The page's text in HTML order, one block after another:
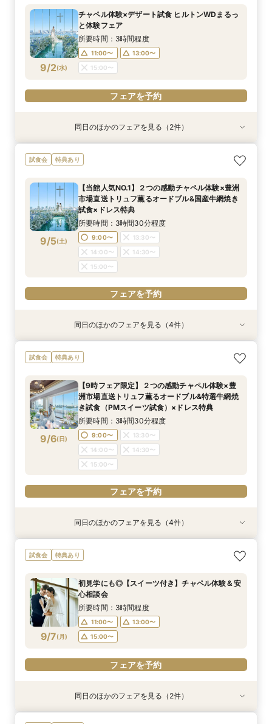
8/30(日)
9:00〜
14:00〜
14:30〜
15:00〜
8/30(日)
9:00〜
フェアを予約
8/30(日)
9:00〜
フェアを予約
8/30(日)
9:00〜
フェアを予約
9/2(水)
チャペル体験×デザート試食 ヒルトンWDまるっ
と体験フェア
所要時間：3時間程度
11:00〜
13:00〜
15:00〜
フェアを予約
9/2(水)
【見積り比較】 選べる2つのチャペル体験×安心
◎ご予算相談会
11:00〜 13:00〜
フェアを予約
9/2(水)
【少人数限定】 挙式＆会食プライベートウエ
ディングフェア
11:00〜 13:00〜
フェアを予約
同日のほかのフェアを見る（2件）
試食会 特典あり
9/5(土)
【当館人気NO.1】２つの感動チャペル体験×豊洲
市場直送トリュフ薫るオードブル&国産牛網焼き
試食×ドレス特典
所要時間：3時間30分程度
9:00〜
13:30〜
14:00〜
14:30〜
15:00〜
フェアを予約
9/5(土)
【見積り徹底比較！】 感動チャペル体験×安心◎
お見積り相談会
9:00〜
13:30〜
14:00〜
14:30〜
15:00〜
フェアを予約
9/5(土)
【ドレス特典◎】感動チャペル＆本番直前コー
ディネート体験
9:00〜
13:30〜
14:00〜
14:30〜
15:00〜
フェアを予約
特典あり
9/5(土)
初見特典有◎【安心！初めてを応援】豪華無料試
食×ホテルWDまるっと体験
9:00〜 14:00〜
フェアを予約
特典あり
9/5(土)
【6名から25名に◎】 絶景を楽しめる少人数
WD×豪華試食会
9:00〜 14:00〜
フェアを予約
同日のほかのフェアを見る（4件）
試食会 特典あり
9/6(日)
【9時フェア限定】２つの感動チャペル体験×豊
洲市場直送トリュフ薫るオードブル&特選牛網焼
き試食（PMスイーツ試食）×ドレス特典
所要時間：3時間30分程度
9:00〜
13:30〜
14:00〜
14:30〜
15:00〜
フェアを予約
9/6( 日
【見積り徹底比較！】 感動チャペル体験×安心◎
お見積り相談会
9:00〜
14:00〜
14:30〜
15:00〜
9/6( 日
【ドレス特典◎】感動チャペル＆本番直前コー
ディネート体験
9:00〜
14:00〜
14:30〜
15:00〜
特典あり
9/6( 日
初見特典有◎【安心！初めてを応援】豪華無料試
食×ホテルWDまるっと体験
9:00〜
フェアを予約
特典あり
9/6( 日
【6名から25名に◎】 絶景を楽しめる少人数
WD×豪華試食会
9:00〜
フェアを予約
同日のほかのフェアを見る（4件）
試食会 特典あり
9/7(月)
初見学にも◎【スイーツ付き】チャペル体験＆安
心相談会
所要時間：3時間程度
11:00〜
13:00〜
15:00〜
フェアを予約
同日のほかのフェアを見る（2件）